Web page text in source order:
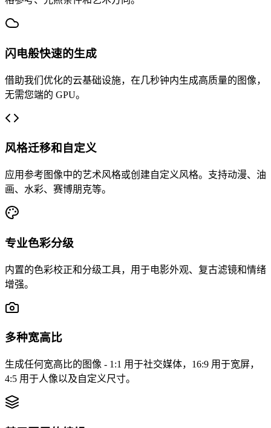
闪电般快速的生成
借助我们优化的云基础设施，在几秒钟内生成高质量的图像，
无需您端的 GPU。
风格迁移和自定义
应用参考图像中的艺术风格或创建自定义风格。支持动漫、油
画、水彩、赛博朋克等。
专业色彩分级
内置的色彩校正和分级工具，用于电影外观、复古滤镜和情绪
增强。
多种宽高比
生成任何宽高比的图像 - 1:1 用于社交媒体，16:9 用于宽屏，
4:5 用于人像以及自定义尺寸。